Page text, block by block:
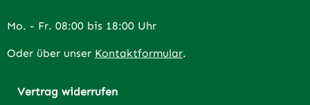
Mo. - Fr. 08:00 bis 18:00 Uhr
Oder über unser Kontaktformular.
Vertrag widerrufen